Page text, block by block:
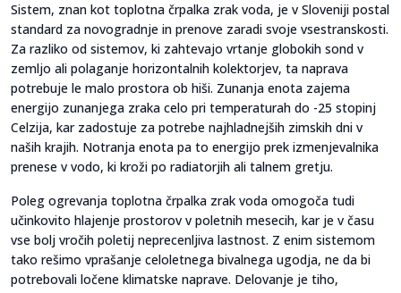
Sistem, znan kot toplotna črpalka zrak voda, je v Sloveniji postal
standard za novogradnje in prenove zaradi svoje vsestranskosti.
Za razliko od sistemov, ki zahtevajo vrtanje globokih sond v
zemljo ali polaganje horizontalnih kolektorjev, ta naprava
potrebuje le malo prostora ob hiši. Zunanja enota zajema
energijo zunanjega zraka celo pri temperaturah do -25 stopinj
Celzija, kar zadostuje za potrebe najhladnejših zimskih dni v
naših krajih. Notranja enota pa to energijo prek izmenjevalnika
prenese v vodo, ki kroži po radiatorjih ali talnem gretju.
Poleg ogrevanja toplotna črpalka zrak voda omogoča tudi
učinkovito hlajenje prostorov v poletnih mesecih, kar je v času
vse bolj vročih poletij neprecenljiva lastnost. Z enim sistemom
tako rešimo vprašanje celoletnega bivalnega ugodja, ne da bi
potrebovali ločene klimatske naprave. Delovanje je tiho,